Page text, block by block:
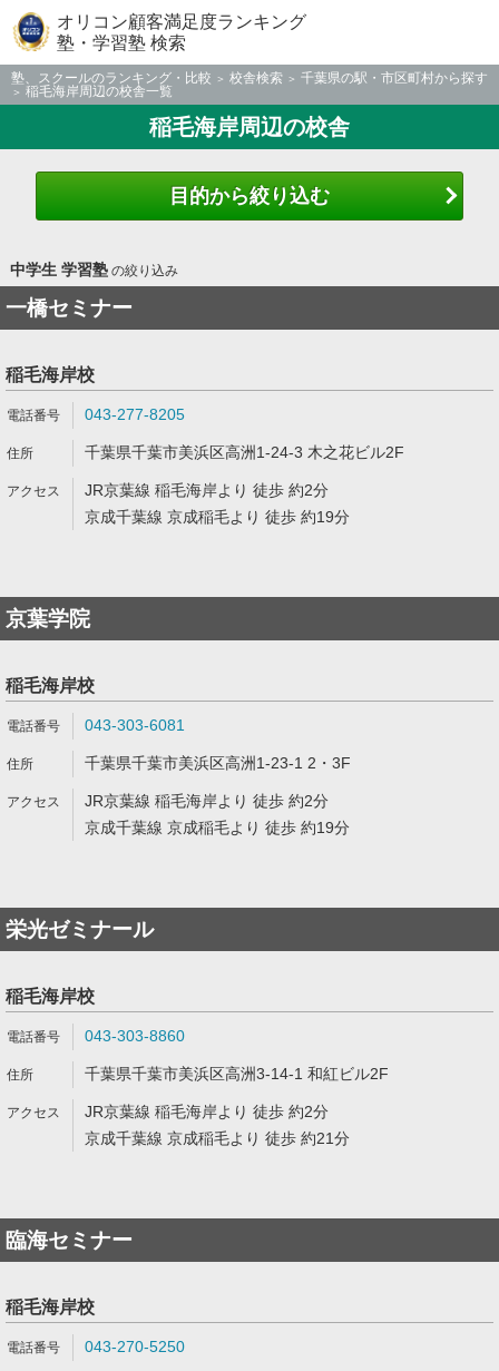
オリコン顧客満足度ランキング
塾・学習塾 検索
塾、スクールのランキング・比較 校舎検索
千葉県の駅・市区町村から探す
稲毛海岸周辺の校舎一覧
稲毛海岸周辺の校舎
目的から絞り込む
中学生 学習塾の絞り込み
一橋セミナー
稲毛海岸校
043-277-8205
千葉県千葉市美浜区高洲1-24-3 木之花ビル2F
JR京葉線 稲毛海岸より 徒歩 約2分
京成千葉線 京成稲毛より 徒歩 約19分
京葉学院
稲毛海岸校
043-303-6081
千葉県千葉市美浜区高洲1-23-1 2・3F
JR京葉線 稲毛海岸より 徒歩 約2分
京成千葉線 京成稲毛より 徒歩 約19分
栄光ゼミナール
稲毛海岸校
043-303-8860
千葉県千葉市美浜区高洲3-14-1 和紅ビル2F
JR京葉線 稲毛海岸より 徒歩 約2分
京成千葉線 京成稲毛より 徒歩 約21分
臨海セミナー
稲毛海岸校
043-270-5250